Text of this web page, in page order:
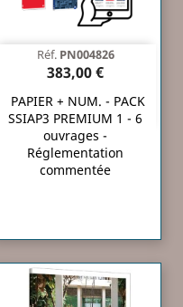
Réf. PN004826
383,00 €
PAPIER + NUM. - PACK
SSIAP3 PREMIUM 1 - 6
ouvrages -
Réglementation
commentée